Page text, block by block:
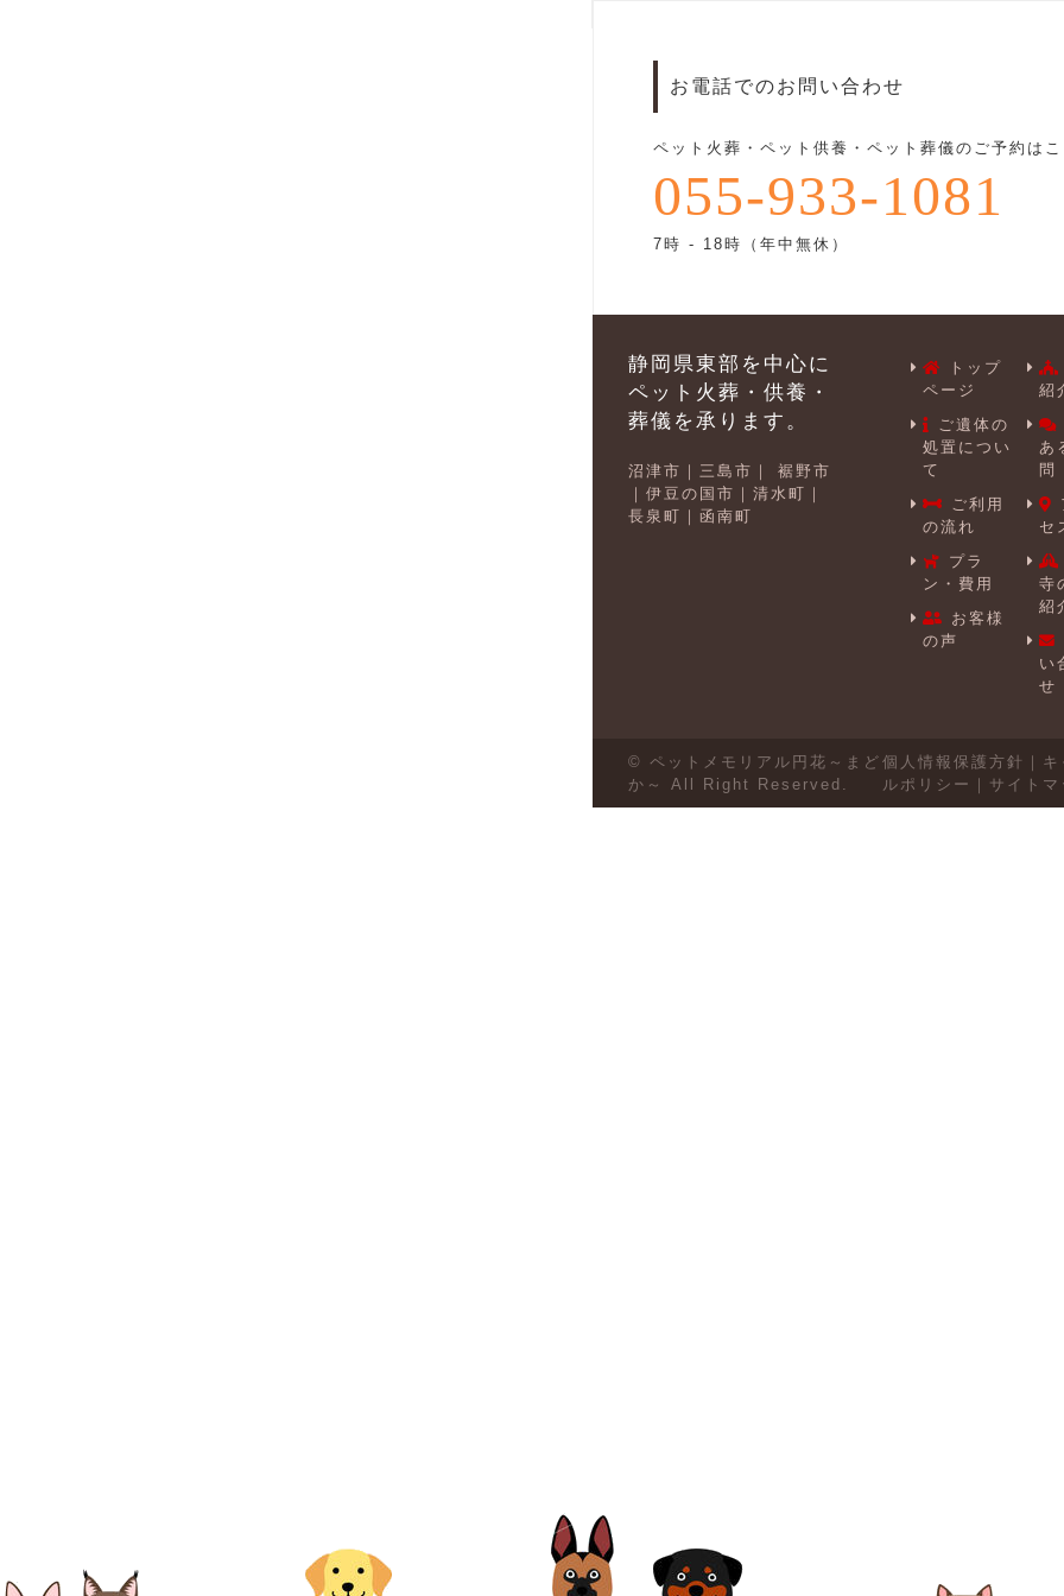
お電話でのお問い合わせ
ペット火葬・ペット供養・ペット葬儀のご予約は
055-933-1081
7時 - 18時（年中無休）
静岡県東部を中心に
ペット火葬・供養・
葬儀を承ります。
沼津市 三島市
裾野市
伊豆の国市
清水町
長泉町
函南町
トップ
ページ
ご遺体の
処置につい
て
ご利用
の流れ
プラ
ン・費用
お客様
の声
紹
あ
問
セ
寺
紹
い
せ
© ペットメモリアル円花～まど
か～ All Right Reserved.
個人情報保護方針
ルポリシー
サイト